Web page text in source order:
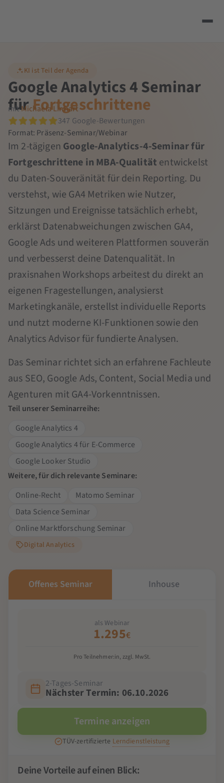
KI ist Teil der Agenda
Google Analytics 4 Seminar
fürFortgeschrittene
mitMichaela Linhart
347 Google-Bewertungen
Format: Präsenz-Seminar/Webinar
Im 2-tägigen Google-Analytics-4-Seminar für
Fortgeschrittene in MBA-Qualität entwickelst
du Daten-Souveränität für dein Reporting. Du
verstehst, wie GA4 Metriken wie Nutzer,
Sitzungen und Ereignisse tatsächlich erhebt,
erklärst Datenabweichungen zwischen GA4,
Google Ads und weiteren Plattformen souverän
und verbesserst deine Datenqualität. In
praxisnahen Workshops arbeitest du direkt an
eigenen Fragestellungen, analysierst
Marketingkanäle, erstellst individuelle Reports
und nutzt moderne KI-Funktionen sowie den
Analytics Advisor für fundierte Analysen.
Das Seminar richtet sich an erfahrene Fachleute
aus SEO, Google Ads, Content, Social Media und
Agenturen mit GA4-Vorkenntnissen.
Teil unserer Seminarreihe:
Google Analytics 4
Google Analytics 4 für E-Commerce
Google Looker Studio
Weitere, für dich relevante Seminare:
Online-Recht
Matomo Seminar
Data Science Seminar
Online Marktforschung Seminar
Digital Analytics
Offenes Seminar Inhouse
als Webinar
1.295€
Pro Teilnehmer:in, zzgl. MwSt.
2-Tages-Seminar
Nächster Termin: 06.10.2026
Termine anzeigen
TÜV-zertifizierte Lerndienstleistung
Deine Vorteile auf einen Blick: